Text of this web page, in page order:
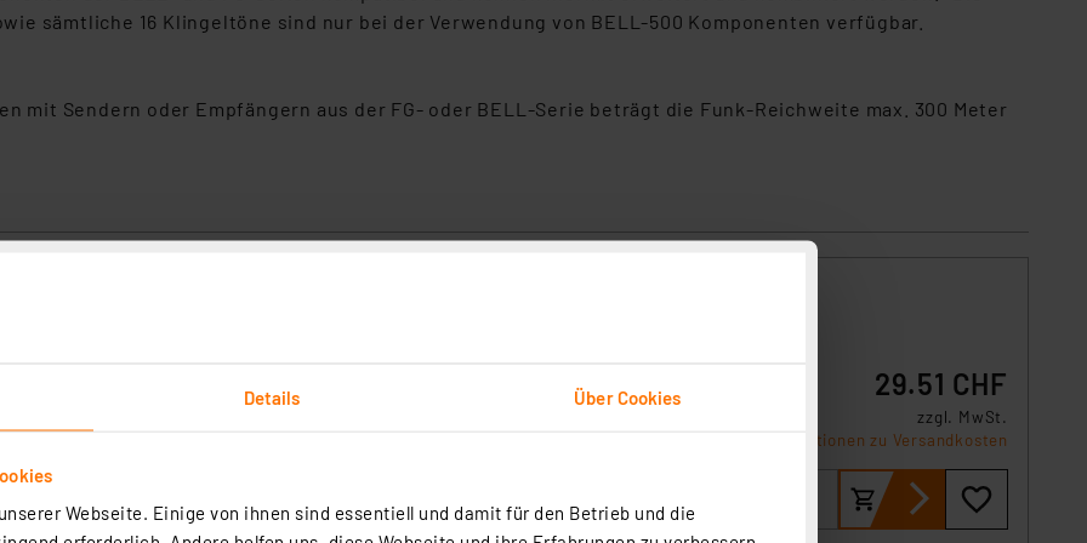
Details Über Cookies
Webseite. Einige von ihnen sind essentiell und damit für den Betrieb und die
sämtliche 16 Klingeltöne sind nur bei der Verwendung von BELL-500 Komponenten verfügbar.
mit Sendern oder Empfängern aus der FG- oder BELL-Serie beträgt die Funk-Reichweite max. 300 Meter
haben Sie eine moderne und attraktive Klingelanlage, die auch
29.51 CHF
zzgl. MwSt.
Informationen zu Versandkosten